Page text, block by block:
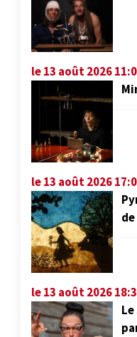
le 13 août 2026
le 13 août 2026
le 13 août 2026